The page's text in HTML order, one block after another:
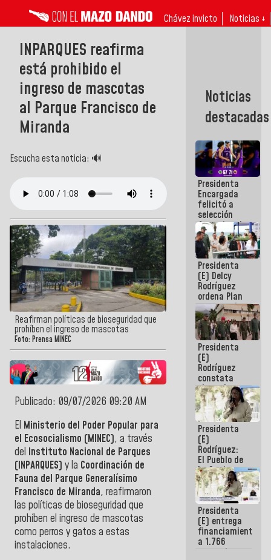
Chávez invicto Noticias ↓
INPARQUES reafirma
está prohibido el
ingreso de mascotas
al Parque Francisco de
Miranda
Escucha esta noticia: 🔊
Reafirman políticas de bioseguridad que
prohíben el ingreso de mascotas
Foto: Prensa MINEC
Publicado: 09/07/2026 09:20 AM
El Ministerio del Poder Popular para
el Ecosocialismo (MINEC), a través
del Instituto Nacional de Parques
(INPARQUES) y la Coordinación de
Fauna del Parque Generalísimo
Francisco de Miranda, reafirmaron
las políticas de bioseguridad que
prohíben el ingreso de mascotas
como perros y gatos a estas
instalaciones.
Noticias
destacadas
Presidenta
Encargada
felicitó a
selección
femenina de
baloncesto
por su
clasificación
a la
AmeriCup
2027
Presidenta
(E) Delcy
Rodríguez
ordena Plan
maestro de
desarrollo
logístico y
turístico
para La
Guaira
Presidenta
(E)
Rodríguez
constata
obras de
rehabilitación
de Escuela
Militar de
Mamo en La
Guaira
Presidenta
(E)
Rodríguez:
El Pueblo de
La Guaira
siempre
estará
acompañada
por el
Gobierno
Nacional
Presidenta
(E) entrega
financiamientos
a 1.766
comerciantes